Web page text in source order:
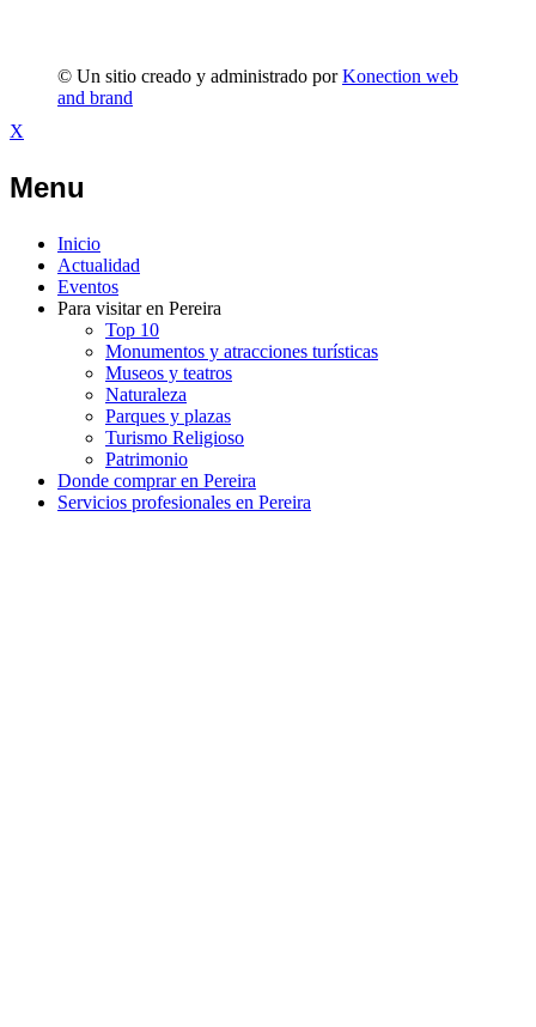
© Un sitio creado y administrado porKonection web
and brand
X
Menu
Inicio
Actualidad
Eventos
Para visitar en Pereira
Top 10
Monumentos y atracciones turísticas
Museos y teatros
Naturaleza
Parques y plazas
Turismo Religioso
Patrimonio
Donde comprar en Pereira
Servicios profesionales en Pereira